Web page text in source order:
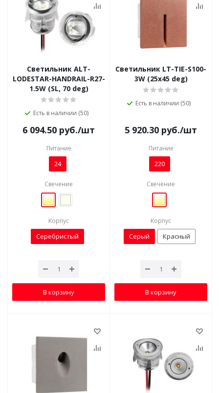
Светильник ALT-
LODESTAR-HANDRAIL-R27-
1.5W (SL, 70 deg)
Есть в наличии (50)
6 094.50 руб./шт
Питание
24
Свечение
Корпус
Серебристый
В корзину
Светильник LT-TIE-S100-
3W (25x45 deg)
Есть в наличии (50)
5 920.30 руб./шт
Питание
220
Свечение
Корпус
Серый Красный
В корзину